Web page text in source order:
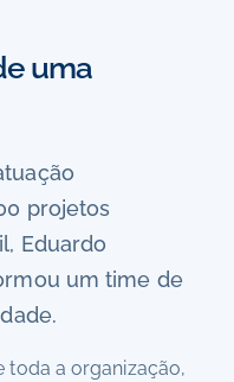
uma
projetos
Eduardo
um time de
toda a organização,